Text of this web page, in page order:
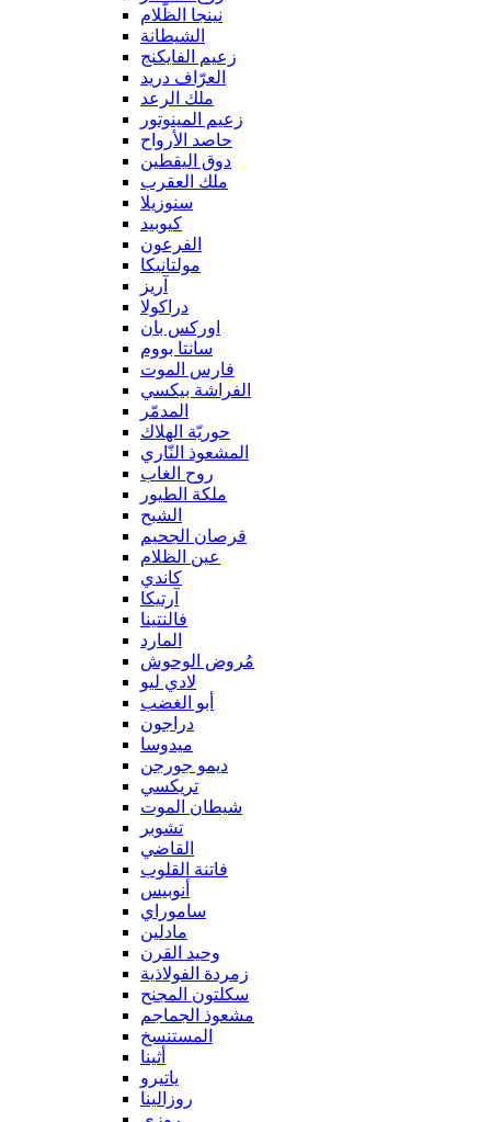
نينجا الظّلام
الشيطانة
زعيم الفايكنج
العرّاف دريد
ملك الرعد
زعيم المينوتور
حاصد الأرواح
دوق اليقطين
ملك العقرب
سنوزيلا
كيوبيد
الفرعون
مولتانيكا
آريز
دراكولا
اوركس بان
سانتا بووم
فارس الموت
الفراشة بيكسي
المدمّر
حوريّة الهلاك
المشعوذ النّاري
روح الغاب
ملكة الطيور
الشبح
قرصان الجحيم
عين الظلام
كاندي
آرتيكا
فالنتينا
المارد
مُروض الوحوش
لادي ليو
أبو الغضب
دراجون
ميدوسا
ديمو جورجن
تريكسي
شيطان الموت
تشوبر
القاضي
فاتنة القلوب
أنوبيس
ساموراي
مادلين
وحيد القرن
زمردة الفولاذية
سكلتون المجنح
مشعوذ الجماجم
المستنسخ
أثينا
ياتيرو
روزالينا